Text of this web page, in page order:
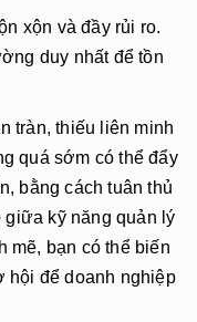
xộn và đầy rủi ro.
duy nhất để tồn
tràn, thiếu liên minh
quá sớm có thể đẩy
bằng cách tuân thủ
kỹ năng quản lý
mẽ, bạn có thể biến
hội để doanh nghiệp